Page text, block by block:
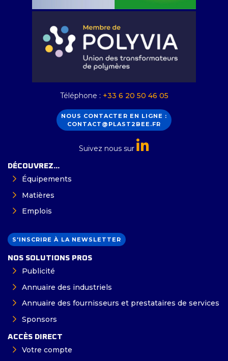
Téléphone : +33 6 20 50 46 05
NOUS CONTACTER EN LIGNE :
CONTACT@PLAST2BEE.FR
Suivez nous sur
DÉCOUVREZ...
Équipements
Matières
Emplois
S'INSCRIRE À LA NEWSLETTER
NOS SOLUTIONS PROS
Publicité
Annuaire des industriels
Annuaire des fournisseurs et prestataires de services
Sponsors
ACCÈS DIRECT
Votre compte